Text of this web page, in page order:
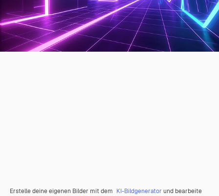
Erstelle deine eigenen Bilder mit dem KI-Bildgenerator und bearbeite